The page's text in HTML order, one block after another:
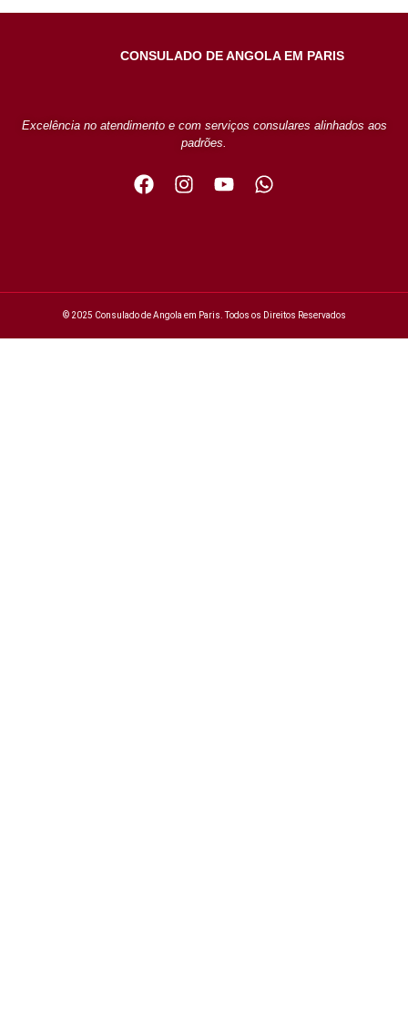
CONSULADO DE ANGOLA EM PARIS
Excelência no atendimento e com serviços consulares alinhados aos
padrões.
© 2025 Consulado de Angola em Paris. Todos os Direitos Reservados